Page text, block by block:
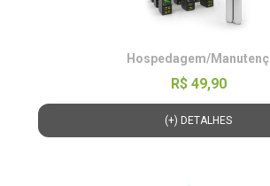
Hospedagem/Manutenç
R$ 49,90
(+) DETALHES